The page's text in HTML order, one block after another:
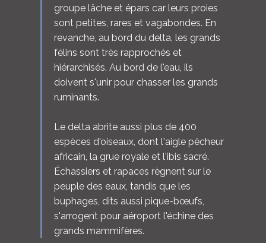
groupe lâche et épars car leurs proies
sont petites, rares et vagabondes. En
revanche, au bord du delta, les grands
félins sont très rapprochés et
hiérarchisés. Au bord de l'eau, ils
doivent s'unir pour chasser les grands
ruminants.
Le delta abrite aussi plus de 400
espèces d'oiseaux, dont l'aigle pêcheur
africain, la grue royale et l'ibis sacré.
Échassiers et rapaces règnent sur le
peuple des eaux, tandis que les
buphages, dits aussi pique-bœufs,
s'arrogent pour aéroport l'échine des
grands mammifères.